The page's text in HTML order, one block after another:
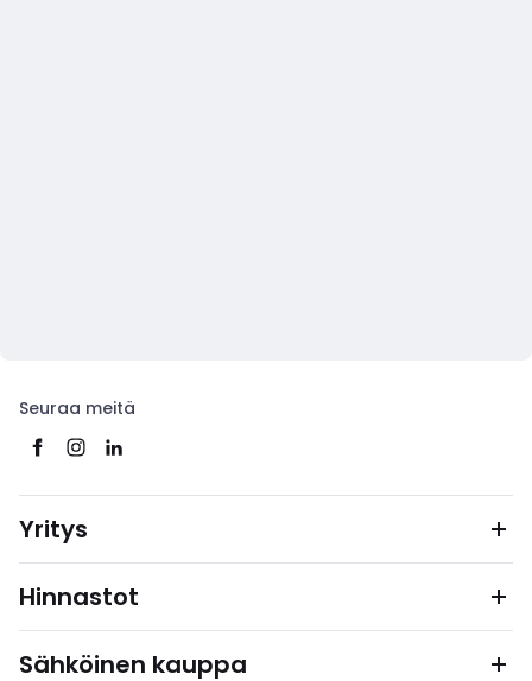
Seuraa meitä
Yritys
Hinnastot
Sähköinen kauppa